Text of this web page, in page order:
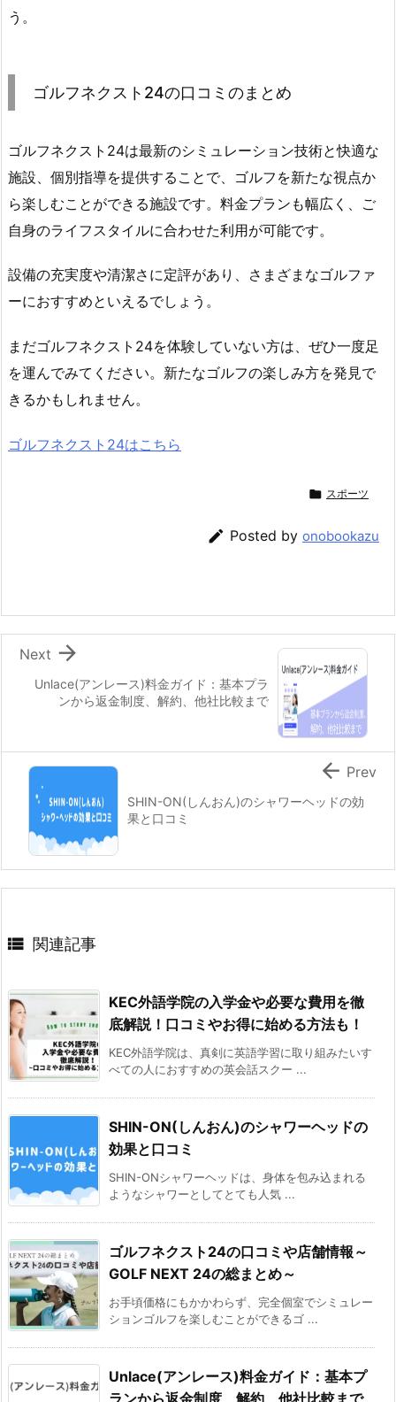
う。
ゴルフネクスト24の口コミのまとめ
ゴルフネクスト24は最新のシミュレーション技術と快適な
施設、個別指導を提供することで、ゴルフを新たな視点か
ら楽しむことができる施設です。料金プランも幅広く、ご
自身のライフスタイルに合わせた利用が可能です。
設備の充実度や清潔さに定評があり、さまざまなゴルファ
ーにおすすめといえるでしょう。
まだゴルフネクスト24を体験していない方は、ぜひ一度足
を運んでみてください。新たなゴルフの楽しみ方を発見で
きるかもしれません。
ゴルフネクスト24はこちら
 スポーツ
 Posted by onobookazu
Unlace(アンレース)料金ガイド：基本プラ
ンから返金制度、解約、他社比較まで

Next
SHIN-ON(しんおん)のシャワーヘッドの効
果と口コミ
 Prev
 関連記事
KEC外語学院の入学金や必要な費用を徹
底解説！口コミやお得に始める方法も！
KEC外語学院は、真剣に英語学習に取り組みたいす
べての人におすすめの英会話スクー ...
SHIN-ON(しんおん)のシャワーヘッドの
効果と口コミ
SHIN-ONシャワーヘッドは、身体を包み込まれる
ようなシャワーとしてとても人気 ...
ゴルフネクスト24の口コミや店舗情報～
GOLF NEXT 24の総まとめ～
お手頃価格にもかかわらず、完全個室でシミュレー
ションゴルフを楽しむことができるゴ ...
Unlace(アンレース)料金ガイド：基本プ
ランから返金制度、解約、他社比較まで